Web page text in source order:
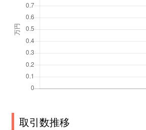
取引数推移